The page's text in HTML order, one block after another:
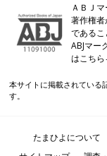
ＡＢＪ
著作権
であるこ
ABJマー
はこち
本サイトに掲載されている
す。
たまひよについて